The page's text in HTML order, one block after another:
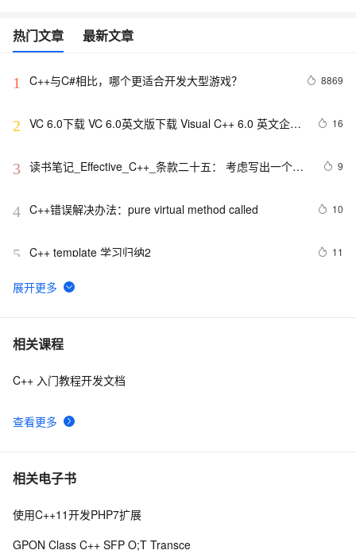
热门文章 最新文章
1 C++与C#相比，哪个更适合开发大型游戏？ 8869
2 VC 6.0下载 VC 6.0英文版下载 Visual C++ 6.0 英文企业
16
3 读书笔记_Effective_C++_条款二十五： 考虑写出一个不
9
4 C++错误解决办法：pure virtual method called 10
5 C++ template 学习归纳2 11
6 c++ float 带 e 的指数
7 【OJ】A*(start)算法c++初步实现
8 【C++调试】深入探索C++调试：从DWARF到堆栈解析
9 【C++STL基础入门】深入浅出string类的比较
10
相关课程
查看更多
C++ 入门教程开发文档
相关电子书
使用C++11开发PHP7扩展
GPON Class C++ SFP O;T Transce